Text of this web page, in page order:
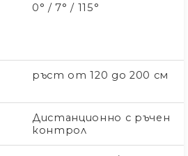
0° / 7° / 115°
ръст от 120 до 200 см
Дистанционно с ръчен
контрол